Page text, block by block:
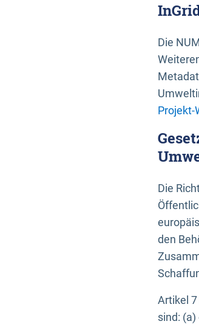
Die
Projekt-
Die
den
Artikel
sind: